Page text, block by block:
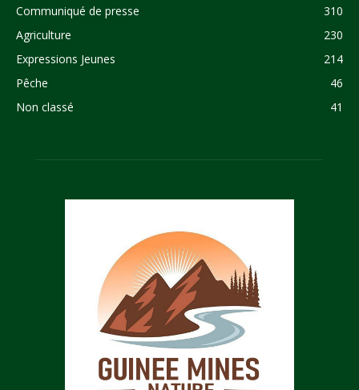
Communiqué de presse
310
Agriculture
230
Expressions Jeunes
214
Pêche
46
Non classé
41